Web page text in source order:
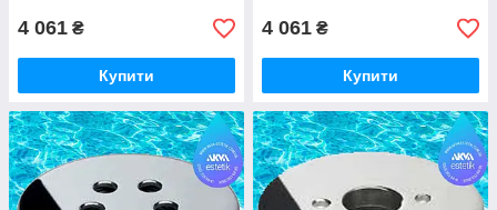
4 061 ₴
Купити
4 061 ₴
Купити